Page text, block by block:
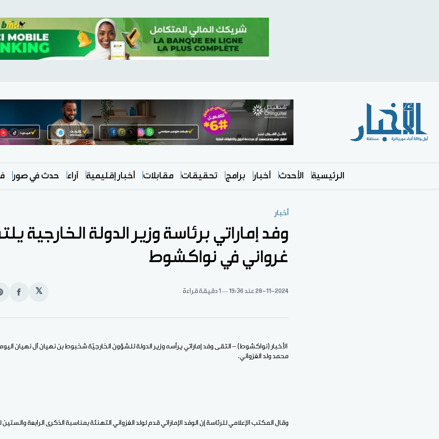
الرئيسية الأحدث أخبار برامج تحقيقات مقابلات أخبار إقليمية آراء حدث في صور
أخبار
وفد إماراتي برئاسة وزير الدولة الخارجية
غرواني في نواكشوط
28-11-2024عند 19:36 1 دقيقة قراءة 𝕏
انشر
الأخبار (نواكشوط) – التقى وفد إماراتي يرأسه وزير الدولة للشؤون الخارجيّة شخبوط بن نهيان آل نهيان
محمد ولد الغزواني.
وقال المكتب الإعلامي للرئاسة إن الوفد الإماراتي قدم لولد الغزواني التهنئة بمناسبة الذكرى الرابعة